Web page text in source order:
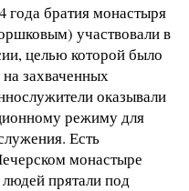
года братия монастыря
участвовали в
целью которой было
захваченных
оказывали
режиму для
Есть
монастыре
прятали под